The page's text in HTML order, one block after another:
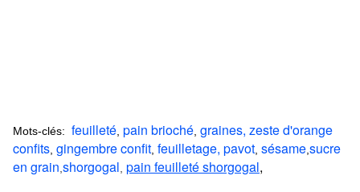
Mots-clés: feuilleté pain brioché graines, zeste d'orange
confits gingembre confit feuilletage, pavot sésamesucre
en grain shorgogal pain feuilleté shorgogal,